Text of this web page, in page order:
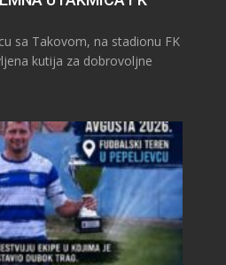
sa Takovom, na stadionu FK
kutija za dobrovoljne